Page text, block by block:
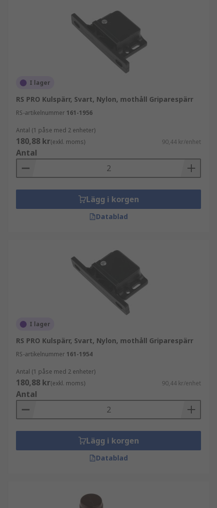
I lager
RS PRO Kulspärr, Svart, Nylon, mothåll Griparespärr
RS-artikelnummer 161-1956
Antal (1 påse med 2 enheter)
180,88 kr(exkl. moms) 90,44 kr/enhet
Antal
Lägg i korgen
Datablad
I lager
RS PRO Kulspärr, Svart, Nylon, mothåll Griparespärr
RS-artikelnummer 161-1954
Antal (1 påse med 2 enheter)
180,88 kr(exkl. moms) 90,44 kr/enhet
Antal
Lägg i korgen
Datablad